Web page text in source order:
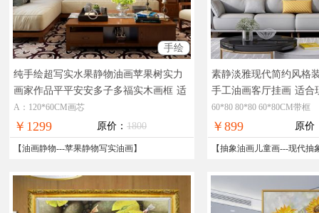
手绘
纯手绘超写实水果静物油画苹果树实力
画家作品平平安安多子多福实木画框 适
合客厅酒店餐厅的精品写实油画
A：120*60CM画芯
￥1299 原价： 1800
【油画静物---苹果静物写实油画】
素静淡雅现代简约风格
手工油画客厅挂画 适合
饰油画
60*80 80*80 60*80CM带框
￥899 原价
【抽象油画儿童画---现代抽